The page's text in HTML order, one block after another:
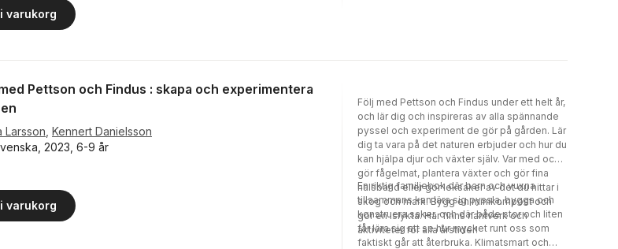
varukorg
Pettson och Findus : skapa och experimentera
Larsson Kennert Danielsson
2023, 6-9 år
Totalt antal röster:
varukorg
Följ med Pettson och Findus under ett helt år,
och lär dig och inspireras av alla spännande
pyssel och experiment de gör på gården. Lär
dig ta vara på det naturen erbjuder och hur du
kan hjälpa djur och växter själv. Var med och
gör fågelmat, plantera växter och gör fina
halsband eller gör leksaker av det du hittar i
skog och mark. Bygg en minikompost och
gör en islykta. Här finns hantverk och
aktiviteter för alla årstider!
En riktig familjebok där barn och vuxna
tillsammans kan lära sig pyssla, bygga och
konstruera saker, och där både stor och liten
får lära sig att se hur mycket runt oss som
faktiskt går att återbruka. Klimatsmart och